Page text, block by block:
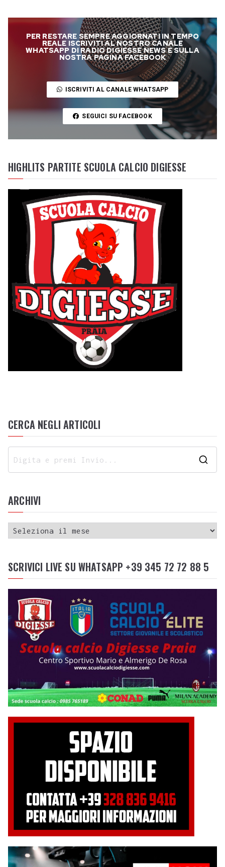
PER RESTARE SEMPRE AGGIORNATI IN TEMPO
REALE ISCRIVITI AL NOSTRO CANALE
WHATSAPP DI RADIO DIGIESSE NEWS E SULLA
NOSTRA PAGINA FACEBOOK
ISCRIVITI AL CANALE WHATSAPP
SEGUICI SU FACEBOOK
HIGHLITS PARTITE SCUOLA CALCIO DIGIESSE
CERCA NEGLI ARTICOLI
ARCHIVI
SCRIVICI LIVE SU WHATSAPP +39 345 72 72 88 5